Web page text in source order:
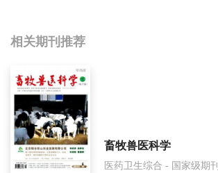
相关提问
首都医科大学学报影响因子是多少？
首都医科大学学报怎么样？
首都医科大学学报面费如何收取？
首都医科大学学报是什么级别刊物？
相关期刊推荐
畜牧兽医科学
医药卫生综合 - 国家级期刊